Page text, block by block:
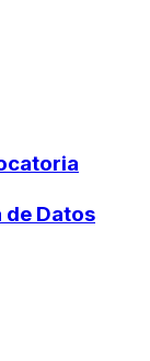
Datos